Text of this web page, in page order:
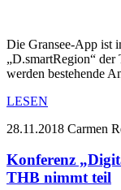
Die Gransee-App ist
„D.smartRegion“
werden bestehende
LESEN
28.11.2018 Carmen
Konferenz
THB nimmt teil